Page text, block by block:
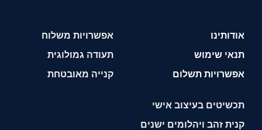
אודותינו
תנאי שימוש
אפשרויות תשלום
אפשרויות משלוח
תעודה גמולוגית
קנייה מאובטחת
תכשיטים בעיצוב אישי
קנית זהב ויהלומים ישנים